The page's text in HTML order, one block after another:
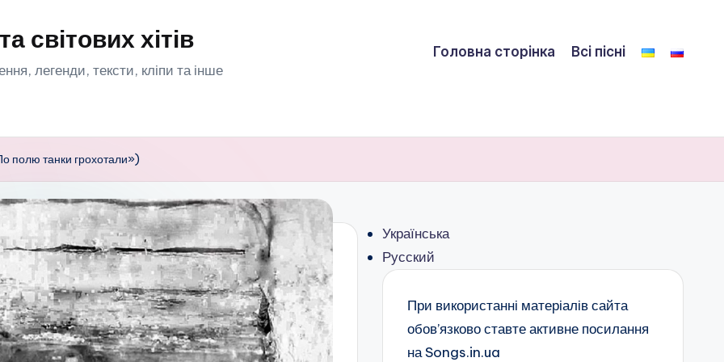
світових хітів
легенди, тексти, кліпи та інше
Головна сторінка Всі пісні
полю танки грохотали»)
Українська
Русский
При використанні матеріалів сайта
обов’язково ставте активне посилання
на Songs.in.ua